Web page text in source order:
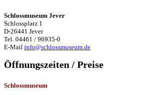
Schlossmuseum Jever
Schlossplatz 1
D-26441 Jever
Tel. 04461 / 96935-0
E-Mail info@schlossmuseum.de
Öffnungszeiten / Preise
Schlossmuseum